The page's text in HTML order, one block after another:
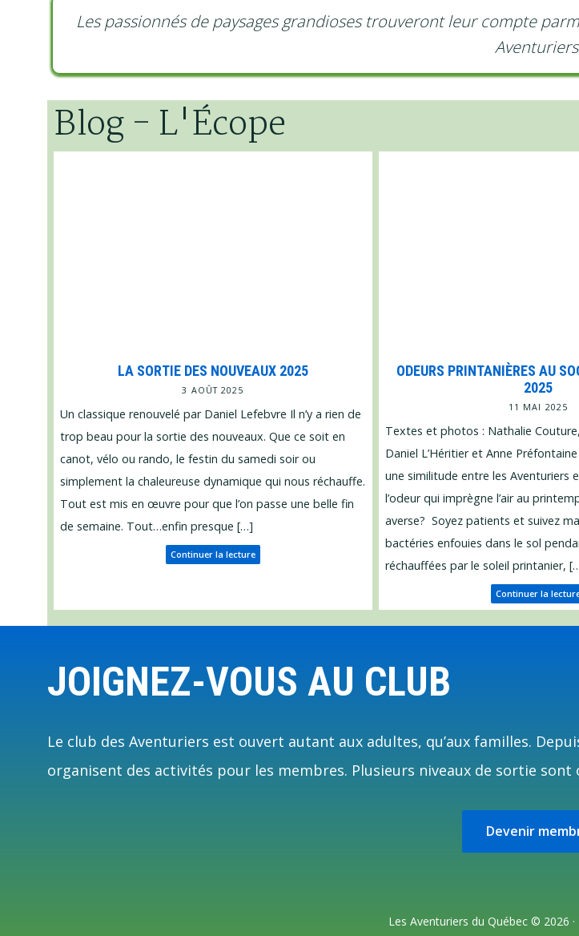
Les passionnés de paysages grandioses trouveront leur compte
Blog- L'Écope
LA SORTIE DES NOUVEAUX 2025
3 AOÛT 2025
Un classique renouvelé par Daniel Lefebvre Il n’y a rien de
trop beau pour la sortie des nouveaux. Que ce soit en
canot, vélo ou rando, le festin du samedi soir ou
simplement la chaleureuse dynamique qui nous réchauffe.
Tout est mis en œuvre pour que l’on passe une belle fin
de semaine. Tout…enfin presque […]
Continuer la lecture
ODEURS PRINTANIÈRES AU
2025
11 MAI 2025
Textes et photos : Nathalie
Daniel L’Héritier et Anne Préfontaine
une similitude entre les Aventuriers
l’odeur qui imprègne l’air au
averse? Soyez patients et suivez
bactéries enfouies dans le sol
réchauffées par le soleil printanier,
Continuer la
FooterJOIGNEZ-VOUS AU CLUB
Le club des Aventuriers est ouvert autant aux adultes, qu’aux familles.
organisent des activités pour les membres. Plusieurs niveaux de sortie
Devenir
Les Aventuriers du Québec © 2026